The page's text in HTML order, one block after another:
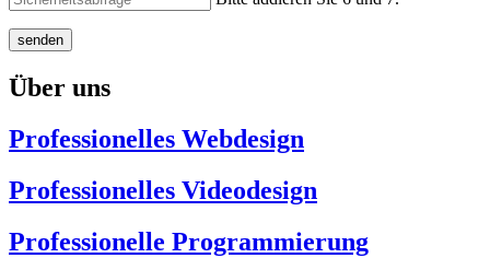
Über uns
Professionelles Webdesign
Professionelles Videodesign
Professionelle Programmierung